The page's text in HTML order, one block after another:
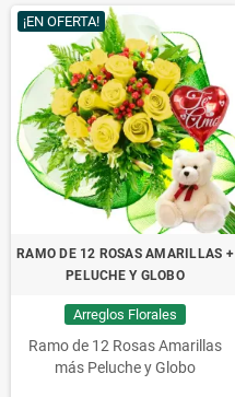
¡EN OFERTA!
RAMO DE 12 ROSAS AMARILLAS +
PELUCHE Y GLOBO
Arreglos Florales
Ramo de 12 Rosas Amarillas
más Peluche y Globo